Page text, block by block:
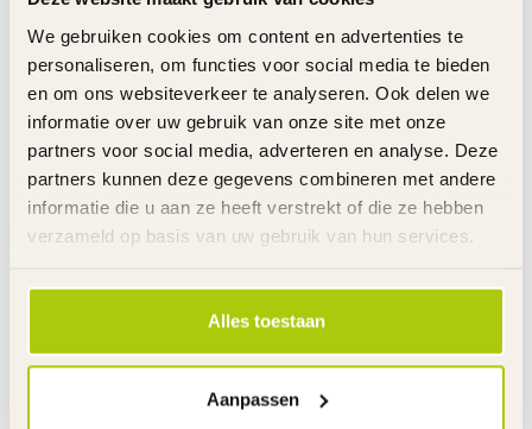
We gebruiken cookies om content en advertenties te
personaliseren, om functies voor social media te bieden
en om ons websiteverkeer te analyseren. Ook delen we
informatie over uw gebruik van onze site met onze
partners voor social media, adverteren en analyse. Deze
partners kunnen deze gegevens combineren met andere
informatie die u aan ze heeft verstrekt of die ze hebben
verzameld op basis van uw gebruik van hun services.
Alles toestaan
Aanpassen
Gewicht
S 220 - M 240 gram
Doelgroep
Kinderen
Helmtype
Kinderfiets - MTB
Link
De gehele rubriek Kinderhelm
Specificaties
ABUS Fiets Kinderhelm Smiley
€39,95